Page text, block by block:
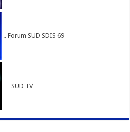
.. Forum SUD SDIS 69
… SUD TV